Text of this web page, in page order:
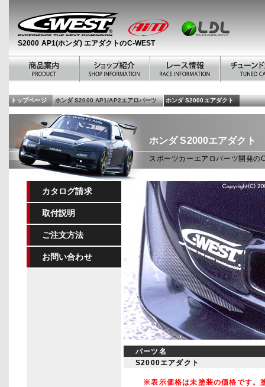
S2000 AP1(ホンダ) エアダクトのC-WEST
トップページ ホンダ S2000 AP1/AP2エアロパーツ ホンダ S2000エアダクト
ホンダS2000エアダクト
スポーツカーエアロパーツ開発
カタログ請求
取付説明
ご注文方法
お問い合わせ
パーツ名
S2000エアダクト
※表示価格は未塗装の価格です。